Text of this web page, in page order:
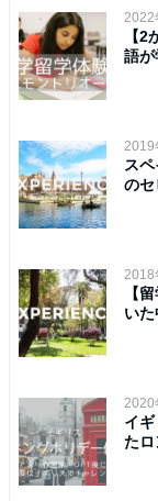
2022
【
語
2019
ス
のセ
2018
【
い
2020
イ
たロ